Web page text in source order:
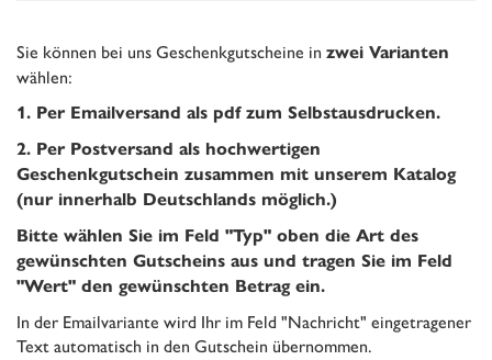
Sie können bei uns Geschenkgutscheine in zwei Varianten
wählen:
1. Per Emailversand als pdf zum Selbstausdrucken.
2. Per Postversand als hochwertigen
Geschenkgutschein zusammen mit unserem Katalog
(nur innerhalb Deutschlands möglich.)
Bitte wählen Sie im Feld "Typ" oben die Art des
gewünschten Gutscheins aus und tragen Sie im Feld
"Wert" den gewünschten Betrag ein.
In der Emailvariante wird Ihr im Feld "Nachricht" eingetragener
Text automatisch in den Gutschein übernommen.